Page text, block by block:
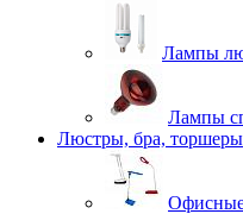
Лампы
Лампы
Люстры, бра, торшеры